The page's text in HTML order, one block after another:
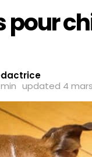
updated 4